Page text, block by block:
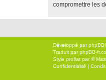
compromettre les
Développé parphpBB
Traduit parphpBB-
Style proflat par ©
Confidentialité |